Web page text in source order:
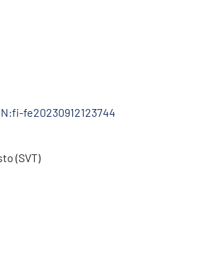
fe20230912123744
(SVT)